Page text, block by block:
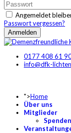
Angemeldet
Passwort vergessen?
Anmelden
0177 408 61
info@dfk-
">Home
Über uns
Mitglieder